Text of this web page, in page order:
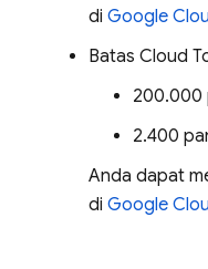
di Google
Batas Cloud
200.000
2.400
Anda dapat
di Google